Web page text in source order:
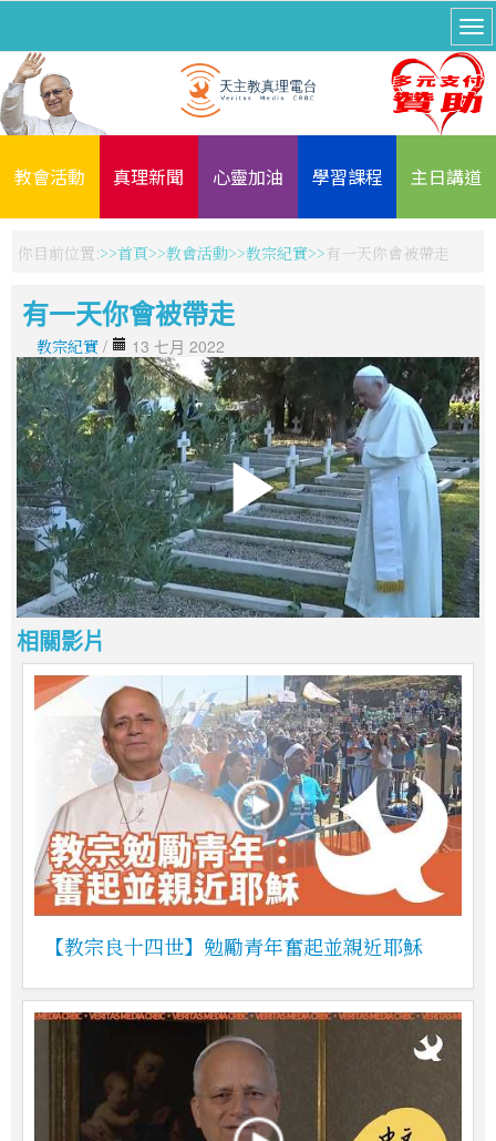
教會活動 真理新聞 心靈加油 學習課程 主日講道
你目前位置: 首頁 教會活動 教宗紀實 有一天你會被帶走
有一天你會被帶走
教宗紀實 / 13 七月 2022
相關影片
【教宗良十四世】勉勵青年奮起並親近耶穌